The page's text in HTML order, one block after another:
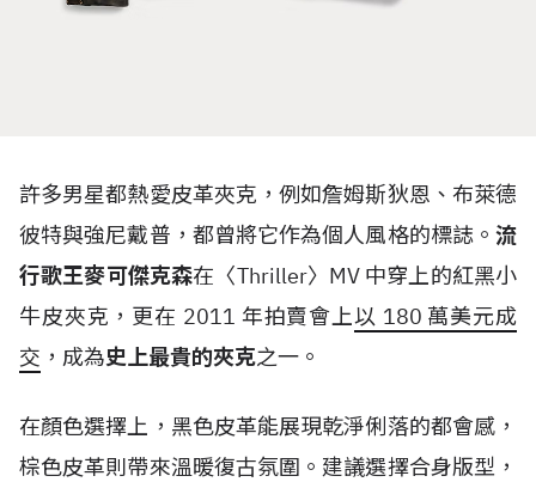
許多男星都熱愛皮革夾克，例如詹姆斯狄恩、布萊德
彼特與強尼戴普，都曾將它作為個人風格的標誌。 流
行歌王麥可傑克森在〈Thriller〉 MV 中穿上的紅黑小
牛皮夾克，更在 2011 年拍賣會上以 180 萬美元成
交 ，成為史上最貴的夾克之一。
在顏色選擇上，黑色皮革能展現乾淨俐落的都會感，
棕色皮革則帶來溫暖復古氛圍。建議選擇合身版型，